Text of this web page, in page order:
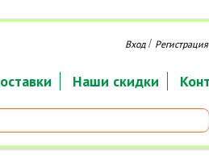
Наши скидки
Вход/ Регистрация